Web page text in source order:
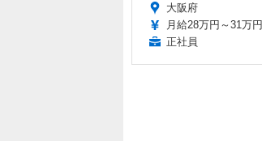
大阪府
月給28万円～31万円
正社員